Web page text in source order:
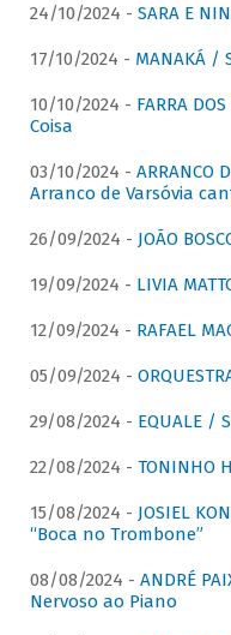
24/10/2024 - SARA E
17/10/2024 - MANAKÁ /
10/10/2024 - FARRA
Coisa
03/10/2024 - ARRANCO
Arranco de Varsóvia
26/09/2024 - JOÃO
19/09/2024 - LIVIA
12/09/2024 - RAFAEL
05/09/2024 -
29/08/2024 - EQUALE /
22/08/2024 - TONINHO
15/08/2024 - JOSIEL
“Boca no Trombone”
08/08/2024 - ANDRÉ
Nervoso ao Piano